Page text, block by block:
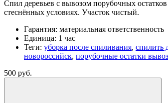
Спил деревьев с вывозом порубочных
стеснённых условиях. Участок чистый.
Гарантия: материальная ответственность
Единица: 1 час
Теги: уборка после спиливания, спилить
новороссийск, порубочные остатки вывоз
500 руб.